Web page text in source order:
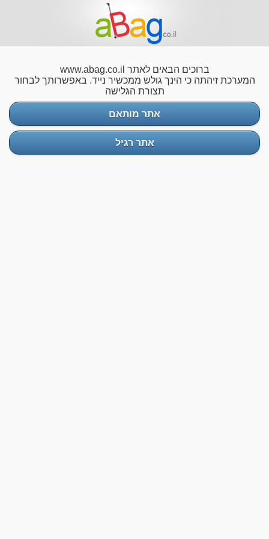
ברוכים הבאים לאתר www.abag.co.il
המערכת זיהתה כי הינך גולש ממכשיר נייד. באפשרותך לבחור
תצורת הגלישה
אתר מותאם
אתר רגיל